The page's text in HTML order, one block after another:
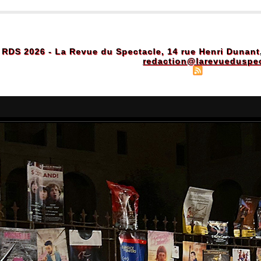
2026 - La Revue du Spectacle, 14 rue Henri